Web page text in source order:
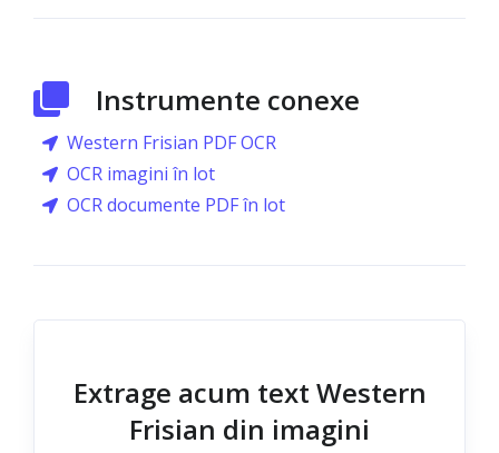
Instrumente conexe
Western Frisian PDF OCR
OCR imagini în lot
OCR documente PDF în lot
Extrage acum text Western
Frisian din imagini